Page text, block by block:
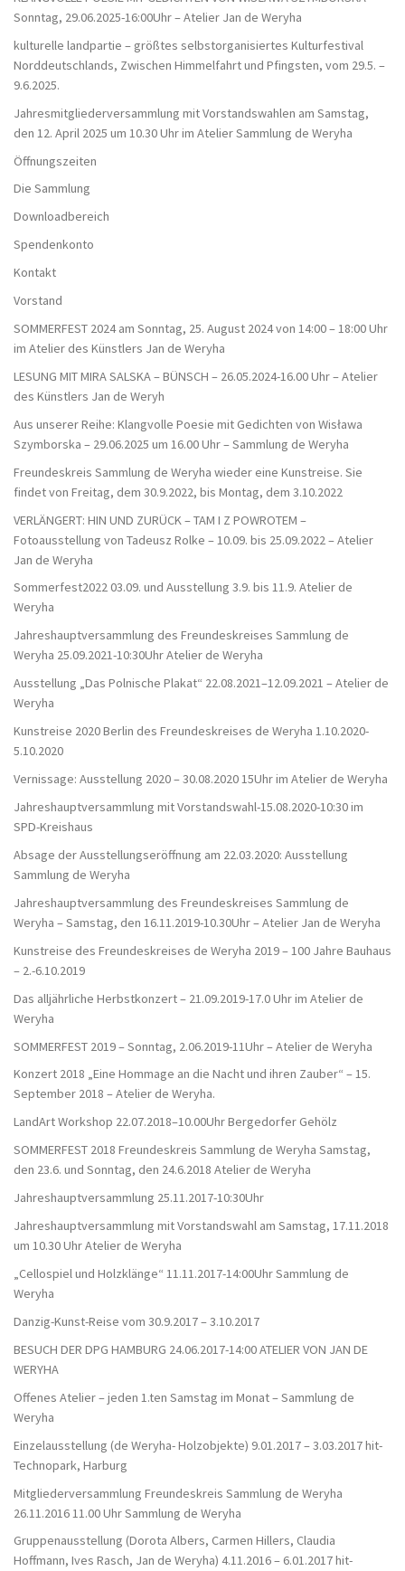
Sonntag, 29.06.2025-16:00Uhr – Atelier Jan de Weryha
kulturelle landpartie – größtes selbstorganisiertes Kulturfestival
Norddeutschlands, Zwischen Himmelfahrt und Pfingsten, vom 29.5. –
9.6.2025.
Jahresmitgliederversammlung mit Vorstandswahlen am Samstag,
den 12. April 2025 um 10.30 Uhr im Atelier Sammlung de Weryha
Öffnungszeiten
Die Sammlung
Downloadbereich
Spendenkonto
Kontakt
Vorstand
SOMMERFEST 2024 am Sonntag, 25. August 2024 von 14:00 – 18:00 Uhr
im Atelier des Künstlers Jan de Weryha
LESUNG MIT MIRA SALSKA – BÜNSCH – 26.05.2024-16.00 Uhr – Atelier
des Künstlers Jan de Weryh
Aus unserer Reihe: Klangvolle Poesie mit Gedichten von Wisława
Szymborska – 29.06.2025 um 16.00 Uhr – Sammlung de Weryha
Freundeskreis Sammlung de Weryha wieder eine Kunstreise. Sie
findet von Freitag, dem 30.9.2022, bis Montag, dem 3.10.2022
VERLÄNGERT: HIN UND ZURÜCK – TAM I Z POWROTEM –
Fotoausstellung von Tadeusz Rolke – 10.09. bis 25.09.2022 – Atelier
Jan de Weryha
Sommerfest2022 03.09. und Ausstellung 3.9. bis 11.9. Atelier de
Weryha
Jahreshauptversammlung des Freundeskreises Sammlung de
Weryha 25.09.2021-10:30Uhr Atelier de Weryha
Ausstellung „Das Polnische Plakat“ 22.08.2021–12.09.2021 – Atelier de
Weryha
Kunstreise 2020 Berlin des Freundeskreises de Weryha 1.10.2020-
5.10.2020
Vernissage: Ausstellung 2020 – 30.08.2020 15Uhr im Atelier de Weryha
Jahreshauptversammlung mit Vorstandswahl-15.08.2020-10:30 im
SPD-Kreishaus
Absage der Ausstellungseröffnung am 22.03.2020: Ausstellung
Sammlung de Weryha
Jahreshauptversammlung des Freundeskreises Sammlung de
Weryha – Samstag, den 16.11.2019-10.30Uhr – Atelier Jan de Weryha
Kunstreise des Freundeskreises de Weryha 2019 – 100 Jahre Bauhaus
– 2.-6.10.2019
Das alljährliche Herbstkonzert – 21.09.2019-17.0 Uhr im Atelier de
Weryha
SOMMERFEST 2019 – Sonntag, 2.06.2019-11Uhr – Atelier de Weryha
Konzert 2018 „Eine Hommage an die Nacht und ihren Zauber“ – 15.
September 2018 – Atelier de Weryha.
LandArt Workshop 22.07.2018–10.00Uhr Bergedorfer Gehölz
SOMMERFEST 2018 Freundeskreis Sammlung de Weryha Samstag,
den 23.6. und Sonntag, den 24.6.2018 Atelier de Weryha
Jahreshauptversammlung 25.11.2017-10:30Uhr
Jahreshauptversammlung mit Vorstandswahl am Samstag, 17.11.2018
um 10.30 Uhr Atelier de Weryha
„Cellospiel und Holzklänge“ 11.11.2017-14:00Uhr Sammlung de
Weryha
Danzig-Kunst-Reise vom 30.9.2017 – 3.10.2017
BESUCH DER DPG HAMBURG 24.06.2017-14:00 ATELIER VON JAN DE
WERYHA
Offenes Atelier – jeden 1.ten Samstag im Monat – Sammlung de
Weryha
Einzelausstellung (de Weryha- Holzobjekte) 9.01.2017 – 3.03.2017 hit-
Technopark, Harburg
Mitgliederversammlung Freundeskreis Sammlung de Weryha
26.11.2016 11.00 Uhr Sammlung de Weryha
Gruppenausstellung (Dorota Albers, Carmen Hillers, Claudia
Hoffmann, Ives Rasch, Jan de Weryha) 4.11.2016 – 6.01.2017 hit-